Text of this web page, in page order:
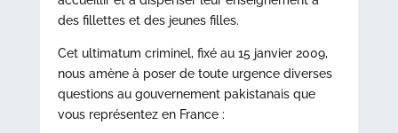
des fillettes et des jeunes filles.
Cet ultimatum criminel, fixé au 15 janvier 2009,
nous amène à poser de toute urgence diverses
questions au gouvernement pakistanais que
vous représentez en France :